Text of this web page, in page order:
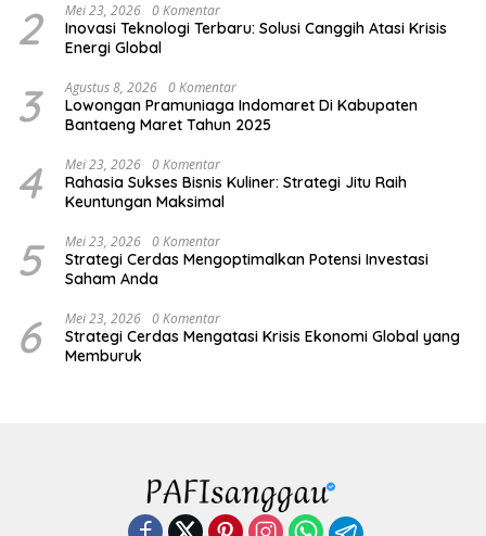
2 Mei 23, 2026 0 Komentar
Inovasi Teknologi Terbaru: Solusi Canggih Atasi Krisis
Energi Global
3 Agustus 8, 2026 0 Komentar
Lowongan Pramuniaga Indomaret Di Kabupaten
Bantaeng Maret Tahun 2025
4 Mei 23, 2026 0 Komentar
Rahasia Sukses Bisnis Kuliner: Strategi Jitu Raih
Keuntungan Maksimal
5 Mei 23, 2026 0 Komentar
Strategi Cerdas Mengoptimalkan Potensi Investasi
Saham Anda
6 Mei 23, 2026 0 Komentar
Strategi Cerdas Mengatasi Krisis Ekonomi Global yang
Memburuk